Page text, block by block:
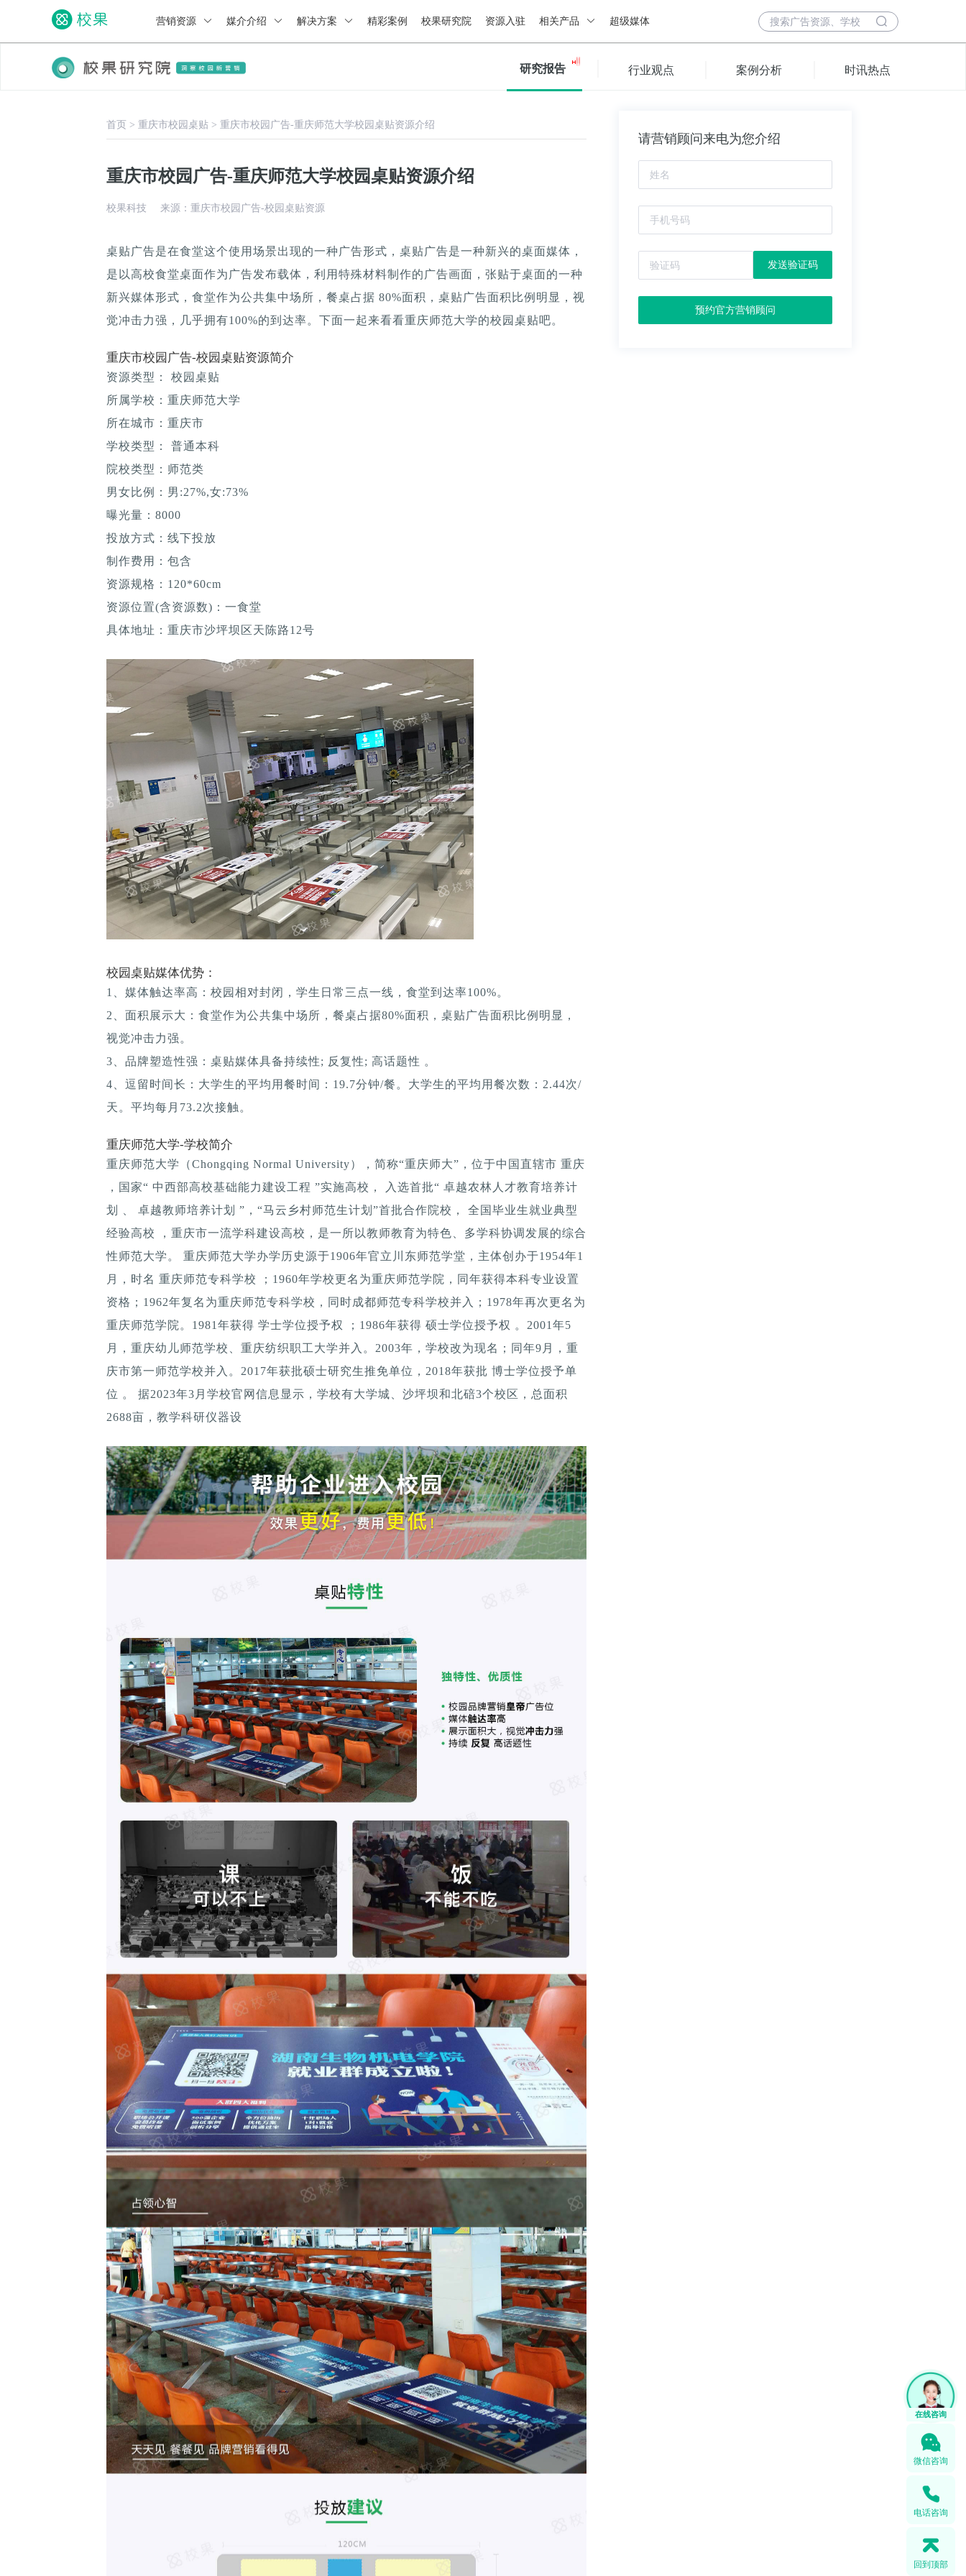
营销资源 媒介介绍 解决方案 精彩案例 校果研究院 资源入驻 相关产品 超级媒体
研究报告 行业观点 案例分析 时讯热点
首页 > 重庆市校园桌贴 > 重庆市校园广告-重庆师范大学校园桌贴资源介绍
重庆市校园广告-重庆师范大学校园桌贴资源介绍
校果科技 来源：重庆市校园广告-校园桌贴资源
桌贴广告是在食堂这个使用场景出现的一种广告形式，桌贴广告是一种新兴的桌面媒体，
是以高校食堂桌面作为广告发布载体，利用特殊材料制作的广告画面，张贴于桌面的一种
新兴媒体形式，食堂作为公共集中场所，餐桌占据 80%面积，桌贴广告面积比例明显，视
觉冲击力强，几乎拥有100%的到达率。下面一起来看看重庆师范大学的校园桌贴吧。
重庆市校园广告-校园桌贴资源简介
资源类型： 校园桌贴
所属学校：重庆师范大学
所在城市：重庆市
学校类型： 普通本科
院校类型：师范类
男女比例：男:27%,女:73%
曝光量：8000
投放方式：线下投放
制作费用：包含
资源规格：120*60cm
资源位置(含资源数)：一食堂
具体地址：重庆市沙坪坝区天陈路12号
校园桌贴媒体优势：
1、媒体触达率高：校园相对封闭，学生日常三点一线，食堂到达率100%。
2、面积展示大：食堂作为公共集中场所，餐桌占据80%面积，桌贴广告面积比例明显，
视觉冲击力强。
3、品牌塑造性强：桌贴媒体具备持续性; 反复性; 高话题性 。
4、逗留时间长：大学生的平均用餐时间：19.7分钟/餐。大学生的平均用餐次数：2.44次/
天。平均每月73.2次接触。
重庆师范大学-学校简介
重庆师范大学（Chongqing Normal University），简称“重庆师大”，位于中国直辖市 重庆
，国家“ 中西部高校基础能力建设工程 ”实施高校， 入选首批“ 卓越农林人才教育培养计
划 、 卓越教师培养计划 ”，“马云乡村师范生计划”首批合作院校， 全国毕业生就业典型
经验高校 ，重庆市一流学科建设高校，是一所以教师教育为特色、多学科协调发展的综合
性师范大学。 重庆师范大学办学历史源于1906年官立川东师范学堂，主体创办于1954年1
月，时名 重庆师范专科学校 ；1960年学校更名为重庆师范学院，同年获得本科专业设置
资格；1962年复名为重庆师范专科学校，同时成都师范专科学校并入；1978年再次更名为
重庆师范学院。1981年获得 学士学位授予权 ；1986年获得 硕士学位授予权 。2001年5
月，重庆幼儿师范学校、重庆纺织职工大学并入。2003年，学校改为现名；同年9月，重
庆市第一师范学校并入。2017年获批硕士研究生推免单位，2018年获批 博士学位授予单
位 。 据2023年3月学校官网信息显示，学校有大学城、沙坪坝和北碚3个校区，总面积
2688亩，教学科研仪器设
请营销顾问来电为您介绍
发送验证码
预约官方营销顾问
微信咨询
电话咨询
回到顶部